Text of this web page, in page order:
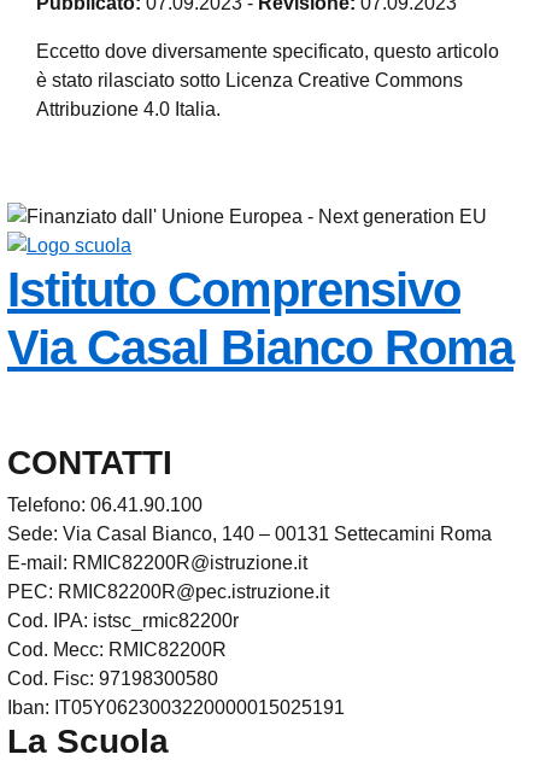
Eccetto dove diversamente specificato, questo articolo
è stato rilasciato sotto Licenza Creative Commons
Attribuzione 4.0 Italia.
Istituto Comprensivo
Via Casal Bianco Roma
CONTATTI
Telefono: 06.41.90.100
Sede: Via Casal Bianco, 140 – 00131 Settecamini Roma
E-mail: RMIC82200R@istruzione.it
PEC: RMIC82200R@pec.istruzione.it
Cod. IPA: istsc_rmic82200r
Cod. Mecc: RMIC82200R
Cod. Fisc: 97198300580
Iban: IT05Y0623003220000015025191
La Scuola